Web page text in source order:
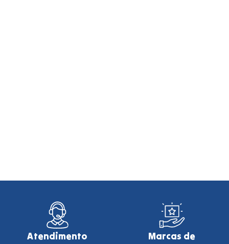
Atendimento
Marcas de